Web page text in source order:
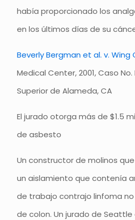
había proporcionado los
en los últimos días de su
Beverly Bergman et al. v. Wing
Medical Center, 2001, Caso No.
Superior de Alameda, CA
El jurado otorga más de $1.5
de asbesto
Un constructor de molinos
un aislamiento que contenía
de trabajo contrajo linfoma no
de colon. Un jurado de